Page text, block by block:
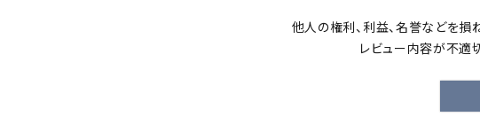
他人の権利、利益、名誉などを損
レビュー内容が不適